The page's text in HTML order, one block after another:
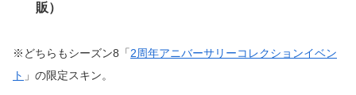
販）
※どちらもシーズン8「2周年アニバーサリーコレクションイベン
ト 」の限定スキン。